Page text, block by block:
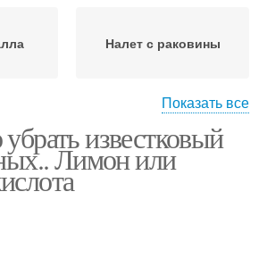
Налет с раковины
Налет на окнах
Показать все
известковый
Лимон или